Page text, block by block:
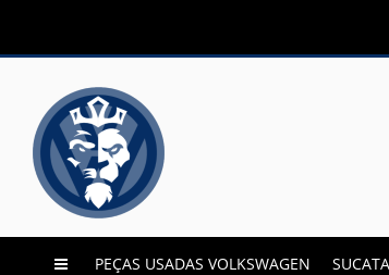
PEÇAS USADAS VOLKSWAGEN